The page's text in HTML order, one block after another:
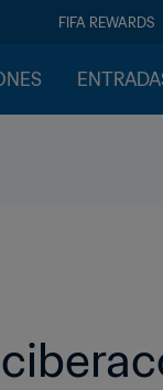
FIFA REWARDS